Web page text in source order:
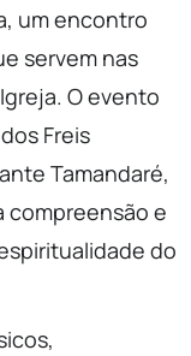
um encontro
servem nas
O evento
Freis
Tamandaré,
compreensão e
do